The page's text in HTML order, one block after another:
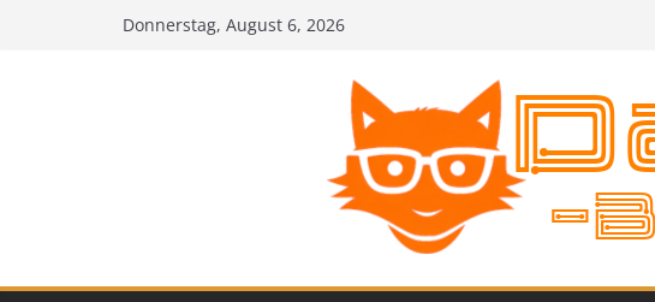
Donnerstag, August 6, 2026